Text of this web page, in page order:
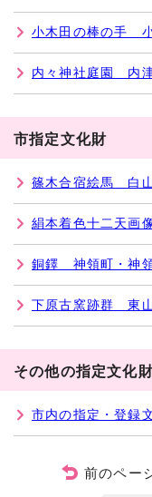
小木田の棒の手
内々神社庭園 内津
市指定文化財
篠木合宿絵馬 白
絹本着色十二天画
銅鐸 神領町・神
下原古窯跡群 東山
その他の指定文化
市内の指定・登録
前のペー